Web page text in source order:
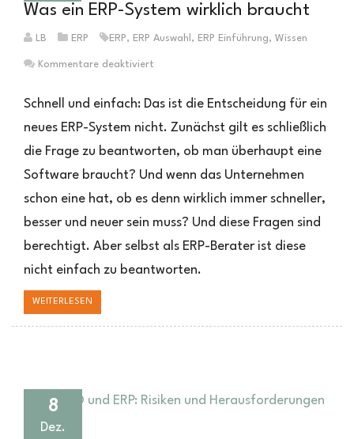
Was ein ERP-System wirklich braucht
LB ERP ERP, ERP Auswahl , ERP Einführung, Wissen
Kommentare deaktiviert
System
wirklich
braucht
Schnell und einfach: Das ist die Entscheidung für ein
neues ERP-System nicht. Zunächst gilt es schließlich
die Frage zu beantworten, ob man überhaupt eine
Software braucht? Und wenn das Unternehmen
schon eine hat, ob es denn wirklich immer schneller,
besser und neuer sein muss? Und diese Fragen sind
berechtigt. Aber selbst als ERP-Berater ist diese
nicht einfach zu beantworten.
WEITERLESEN
8
Dez.